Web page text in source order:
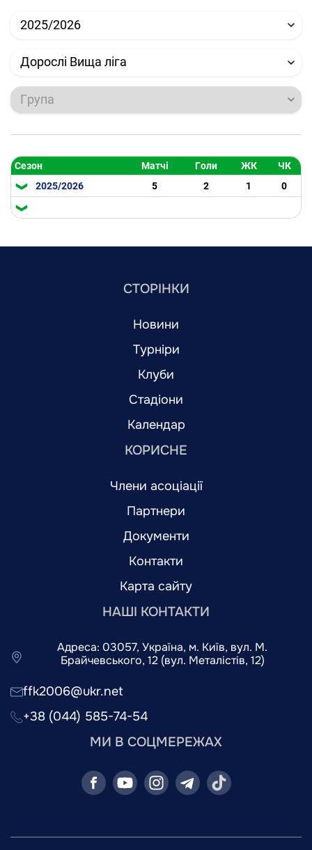
2025/2026
Дорослі Вища ліга
Група
Сезон Матчі Голи ЖК
ЧК
2025/2026
5 2 1 0
СТОРІНКИ
Новини
Турніри
Клуби
Стадіони
Календар
КОРИСНЕ
Члени асоціації
Партнери
Документи
Контакти
Карта сайту
НАШІ КОНТАКТИ
Адреса: 03057, Україна, м. Київ, вул. М.
Брайчевського, 12 (вул. Металістів, 12)
ffk2006@ukr.net
+38 (044) 585-74-54
МИ В СОЦМЕРЕЖАХ